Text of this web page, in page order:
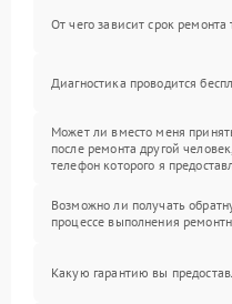
От чего зависит срок ремонта
Диагностика проводится
Может ли вместо меня
после ремонта другой
телефон которого я
Возможно ли получать
процессе выполнения
Какую гарантию вы